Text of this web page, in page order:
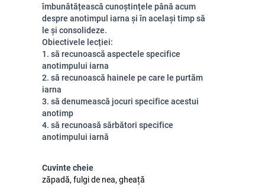
îmbunătățească cunoștințele până acum
despre anotimpul iarna și în același timp să
le și consolideze.
Obiectivele lecției:
1. să recunoască aspectele specifice
anotimpului iarna
2. să recunoască hainele pe care le purtăm
iarna
3. să denumească jocuri specifice acestui
anotimp
4. să recunoasă sărbători specifice
anotimpului iarnă
Cuvinte cheie
zăpadă, fulgi de nea, gheață